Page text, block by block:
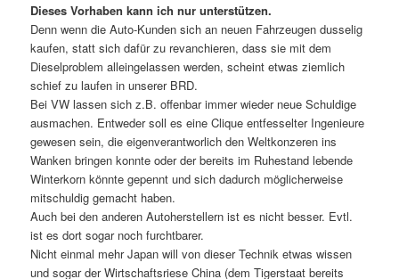
Dieses Vorhaben kann ich nur unterstützen.
Denn wenn die Auto-Kunden sich an neuen Fahrzeugen dusselig
kaufen, statt sich dafür zu revanchieren, dass sie mit dem
Dieselproblem alleingelassen werden, scheint etwas ziemlich
schief zu laufen in unserer BRD.
Bei VW lassen sich z.B. offenbar immer wieder neue Schuldige
ausmachen. Entweder soll es eine Clique entfesselter Ingenieure
gewesen sein, die eigenverantworlich den Weltkonzeren ins
Wanken bringen konnte oder der bereits im Ruhestand lebende
Winterkorn könnte gepennt und sich dadurch möglicherweise
mitschuldig gemacht haben.
Auch bei den anderen Autoherstellern ist es nicht besser. Evtl.
ist es dort sogar noch furchtbarer.
Nicht einmal mehr Japan will von dieser Technik etwas wissen
und sogar der Wirtschaftsriese China (dem Tigerstaat bereits